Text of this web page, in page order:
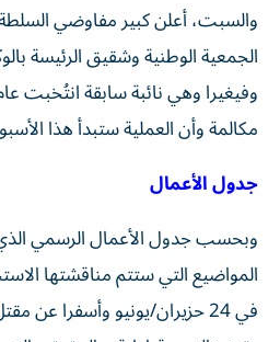
والسبت، أعلن كبير مفاوضي
الجمعية الوطنية وشقيق الرئيسة
مكالمة وأن العملية ستبدأ هذا
جدول الأعمال
وبحسب جدول الأعمال الرسمي
المواضيع التي ستتم مناقشتها